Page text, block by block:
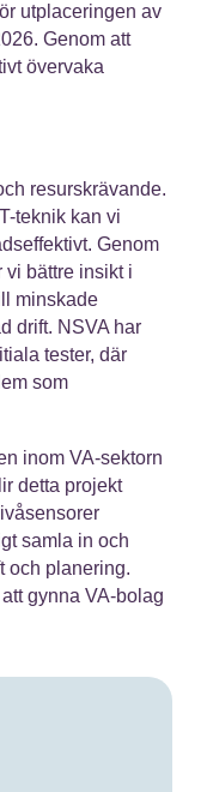
utplaceringen av
Genom att
övervaka
resurskrävande.
teknik kan vi
Genom
vi bättre insikt i
minskade
drift. NSVA har
tester, där
som
inom VA-sektorn
detta projekt
samla in och
och planering.
gynna VA-bolag